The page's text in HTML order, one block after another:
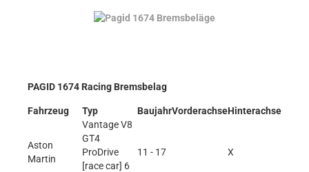
PAGID 1674 Racing Bremsbelag
Fahrzeug Typ BaujahrVorderachseHinterachse
Aston
Martin
Vantage V8
GT4
ProDrive
[race car] 6
11 - 17 X